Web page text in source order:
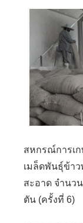
สหกรณ์การเ
เมล็ดพันธุ์ข้า
สะอาด จำนว
ตัน (ครั้งที่ 6)